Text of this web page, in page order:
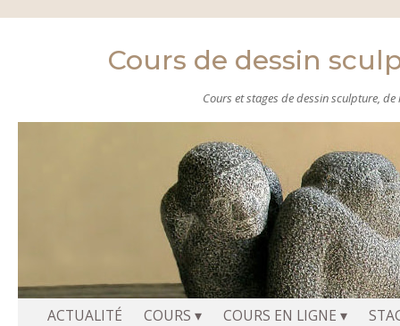
Cours de dessin
Cours et stages de dessin sculpture,
AllerACTUALITÉ COURS COURS EN LIGNE